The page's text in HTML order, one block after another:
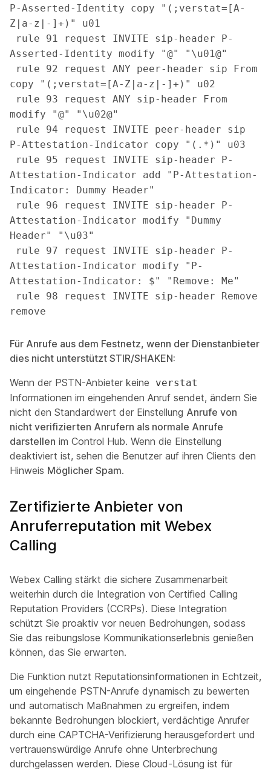
P-Asserted-Identity copy "(;verstat=[A-
Z|a-z|-]+)" u01
Asserted-Identity modify "@" "\u01@"
copy "(;verstat=[A-Z|a-z|-]+)" u02
modify "@" "\u02@"
P-Attestation-Indicator copy "(.*)" u03
Attestation-Indicator add "P-Attestation-
Indicator: Dummy Header"
Attestation-Indicator modify "Dummy
Header" "\u03"
Attestation-Indicator modify "P-
Attestation-Indicator: $" "Remove: Me"
remove
Für Anrufe aus dem Festnetz, wenn der Dienstanbieter
dies nicht unterstützt STIR/SHAKEN:
Wenn der PSTN-Anbieter keine
verstat
Informationen im eingehenden Anruf sendet, ändern Sie
nicht den Standardwert der Einstellung Anrufe von
nicht verifizierten Anrufern als normale Anrufe
darstellen im Control Hub. Wenn die Einstellung
deaktiviert ist, sehen die Benutzer auf ihren Clients den
Hinweis Möglicher Spam.
Zertifizierte Anbieter von
Anruferreputation mit Webex
Calling
Webex Calling stärkt die sichere Zusammenarbeit
weiterhin durch die Integration von Certified Calling
Reputation Providers (CCRPs). Diese Integration
schützt Sie proaktiv vor neuen Bedrohungen, sodass
Sie das reibungslose Kommunikationserlebnis genießen
können, das Sie erwarten.
Die Funktion nutzt Reputationsinformationen in Echtzeit,
um eingehende PSTN-Anrufe dynamisch zu bewerten
und automatisch Maßnahmen zu ergreifen, indem
bekannte Bedrohungen blockiert, verdächtige Anrufer
durch eine CAPTCHA-Verifizierung herausgefordert und
vertrauenswürdige Anrufe ohne Unterbrechung
durchgelassen werden. Diese Cloud-Lösung ist für